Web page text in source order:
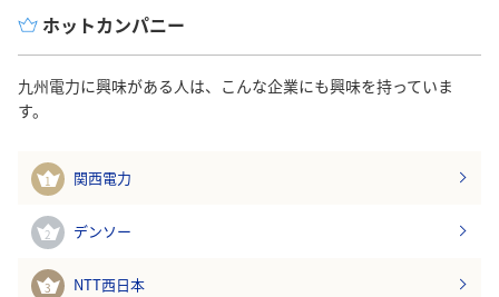
ホットカンパニー
九州電力に興味がある人は、こんな企業にも興味を持っていま
す。
1 関西電力
2 デンソー
3 NTT西日本